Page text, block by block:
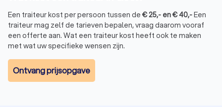
gelegenheden. Dit kan gaan om een intiem familiefeest, een
uitgebreide verjaardag, een bruiloft of een zakelijk
evenement. De meeste traiteurs in Geel werken met
verschillende formules, zoals:
Buffetten met een ruime keuze aan warme en koude
gerechten
Walking dinners, waarbij hapjes en kleine gerechten in
gangen worden geserveerd
Barbecuecatering met verse grillgerechten en
Een traiteur kost per persoon tussen de €25,- en€40,-Een
traiteur mag zelf de tarieven bepalen, vraag daarom vooraf
een offerte aan. Wat een traiteur kost heeft ook te maken
met wat uw specifieke wensen zijn.
Ontvang prijsopgave